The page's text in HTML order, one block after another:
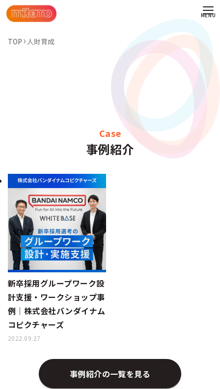
ー
TOP 人財育成
Case
事例紹介
新卒採用グループワーク設
計支援・ワークショップ事
例│株式会社バンダイナム
コピクチャーズ
2022.09.27
事例紹介の一覧を見る